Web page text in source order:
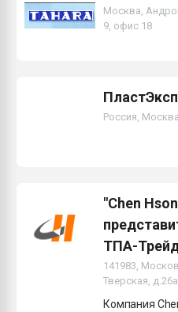
Москва,
9, офис 18
Россия, Москва
"Chen
ТПА-
141983,
Тверская, д.26а
Компания